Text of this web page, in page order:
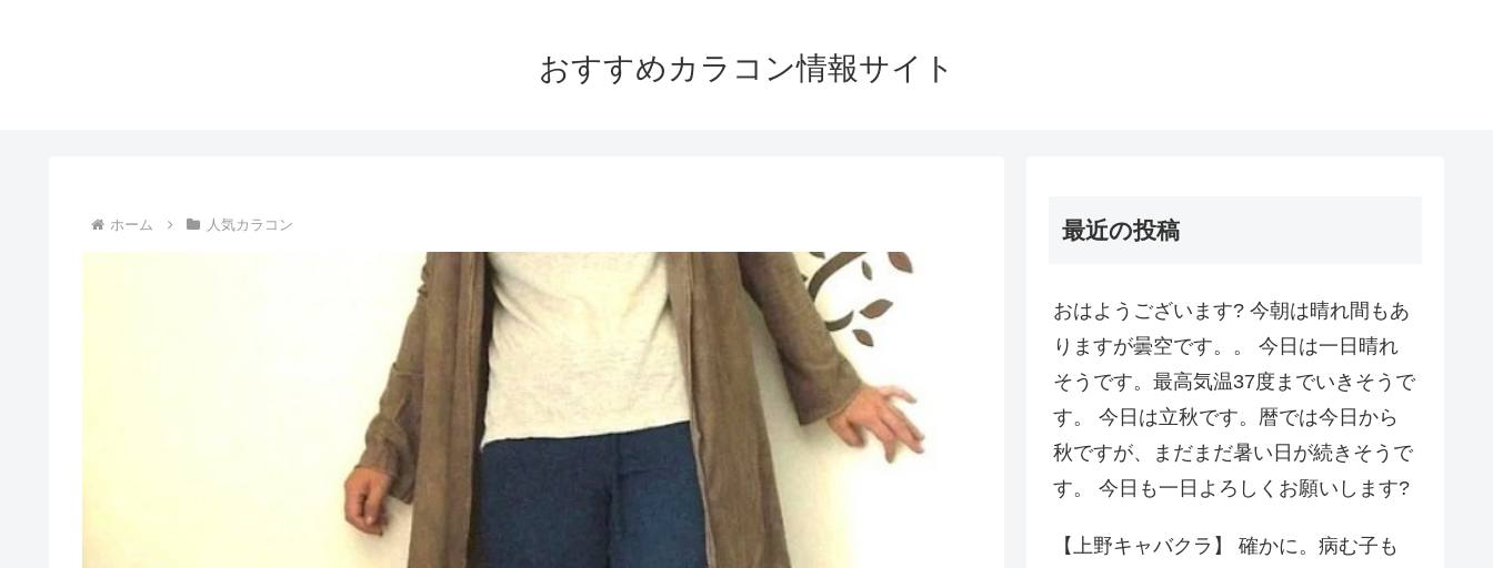
おすすめカラコン情報サイト
ホーム 人気カラコン 最近の投稿
おはようございます? 今朝は晴れ間もあ
りますが曇空です。。 今日は一日晴れ
そうです。最高気温37度までいきそうで
す。 今日は立秋です。暦では今日から
秋ですが、まだまだ暑い日が続きそうで
す。 今日も一日よろしくお願いします?
【上野キャバクラ】 確かに。病む子も